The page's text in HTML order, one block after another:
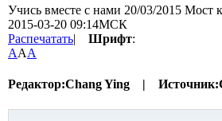
Учись вместе с нами 20/03/2015 Мост
2015-03-20 09:14МСК
Распечатать| Шрифт:
AAA
Редактор:Chang Ying | Источник: